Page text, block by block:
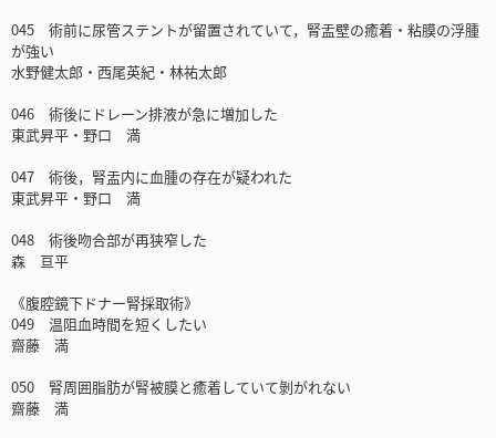
045 術前に尿管ステントが留置されていて，腎盂壁の癒着・粘膜の浮腫
が強い
水野健太郎・西尾英紀・林祐太郎
046 術後にドレーン排液が急に増加した
東武昇平・野口 満
047 術後，腎盂内に血腫の存在が疑われた
東武昇平・野口 満
048 術後吻合部が再狭窄した
森 亘平
《腹腔鏡下ドナー腎採取術》
049 温阻血時間を短くしたい
齋藤 満
050 腎周囲脂肪が腎被膜と癒着していて剝がれない
齋藤 満